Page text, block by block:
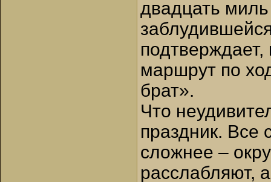
двадцать
маршрут по
брат».
Что
праздник. Все
сложнее –
расслабляют,